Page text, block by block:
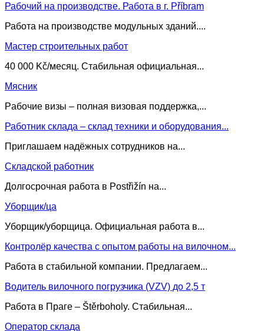
Рабочий на производстве. Работа в г. Příbram
Работа на производстве модульных зданий....
Мастер строительных работ
40 000 Kč/месяц. Стабильная официальная...
Мясник
Pабочие визы – полная визовая поддержка,...
Работник склада – склад техники и оборудования...
Приглашаем надёжных сотрудников на...
Складской работник
Долгосрочная работа в Postřižín на...
Уборщик/ца
Уборщик/уборщица. Официальная работа в...
Контролёр качества с опытом работы на вилочном...
Работа в стабильной компании. Предлагаем...
Водитель вилочного погрузчика (VZV) до 2,5 т
Работа в Праге – Štěrboholy. Стабильная...
Оператор склада